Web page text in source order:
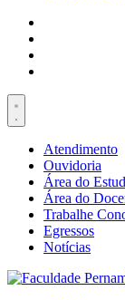
Atendimento
Ouvidoria
Área do
Área do
Trabalhe
Egressos
Notícias